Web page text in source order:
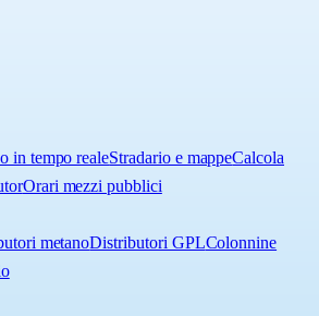
in tempo realeStradario e mappeCalcola
Orari mezzi pubblici
metanoDistributori GPLColonnine